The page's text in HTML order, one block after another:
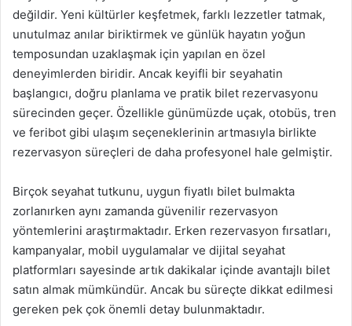
değildir. Yeni kültürler keşfetmek, farklı lezzetler tatmak,
unutulmaz anılar biriktirmek ve günlük hayatın yoğun
temposundan uzaklaşmak için yapılan en özel
deneyimlerden biridir. Ancak keyifli bir seyahatin
başlangıcı, doğru planlama ve pratik bilet rezervasyonu
sürecinden geçer. Özellikle günümüzde uçak, otobüs, tren
ve feribot gibi ulaşım seçeneklerinin artmasıyla birlikte
rezervasyon süreçleri de daha profesyonel hale gelmiştir.
Birçok seyahat tutkunu, uygun fiyatlı bilet bulmakta
zorlanırken aynı zamanda güvenilir rezervasyon
yöntemlerini araştırmaktadır. Erken rezervasyon fırsatları,
kampanyalar, mobil uygulamalar ve dijital seyahat
platformları sayesinde artık dakikalar içinde avantajlı bilet
satın almak mümkündür. Ancak bu süreçte dikkat edilmesi
gereken pek çok önemli detay bulunmaktadır.